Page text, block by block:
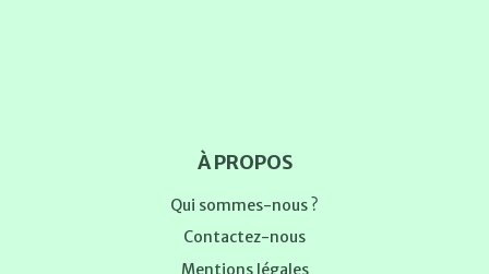
À PROPOS
Qui sommes-nous ?
Contactez-nous
Mentions légales